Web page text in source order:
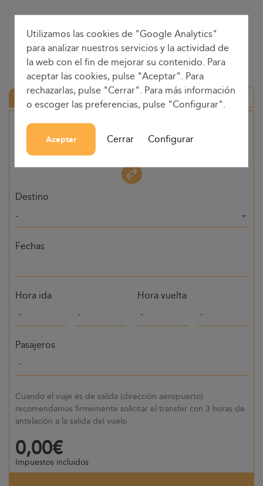
Ida y vuelta
Origen
Destino
-
Fechas
Hora ida Hora vuelta
Pasajeros
Cuando el viaje es de salida (dirección aeropuerto)
recomendamos firmemente solicitar el transfer con 3 horas de
antelación a la salida del vuelo
0,00€
Impuestos incluidos
Utilizamos las cookies de "Google Analytics"
para analizar nuestros servicios y la actividad de
la web con el fin de mejorar su contenido. Para
aceptar las cookies, pulse "Aceptar". Para
rechazarlas, pulse "Cerrar". Para más información
o escoger las preferencias, pulse "Configurar".
Aceptar Cerrar Configurar